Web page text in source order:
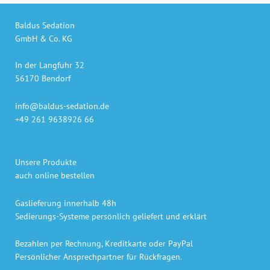
Baldus Sedation
GmbH & Co. KG
In der Langfuhr 32
56170 Bendorf
info@baldus-sedation.de
+49 261 9638926 66
Unsere Produkte
auch online bestellen
Gaslieferung innerhalb 48h
Sedierungs-Systeme persönlich geliefert und erklärt
Bezahlen per Rechnung, Kreditkarte oder PayPal
Persönlicher Ansprechpartner für Rückfragen.